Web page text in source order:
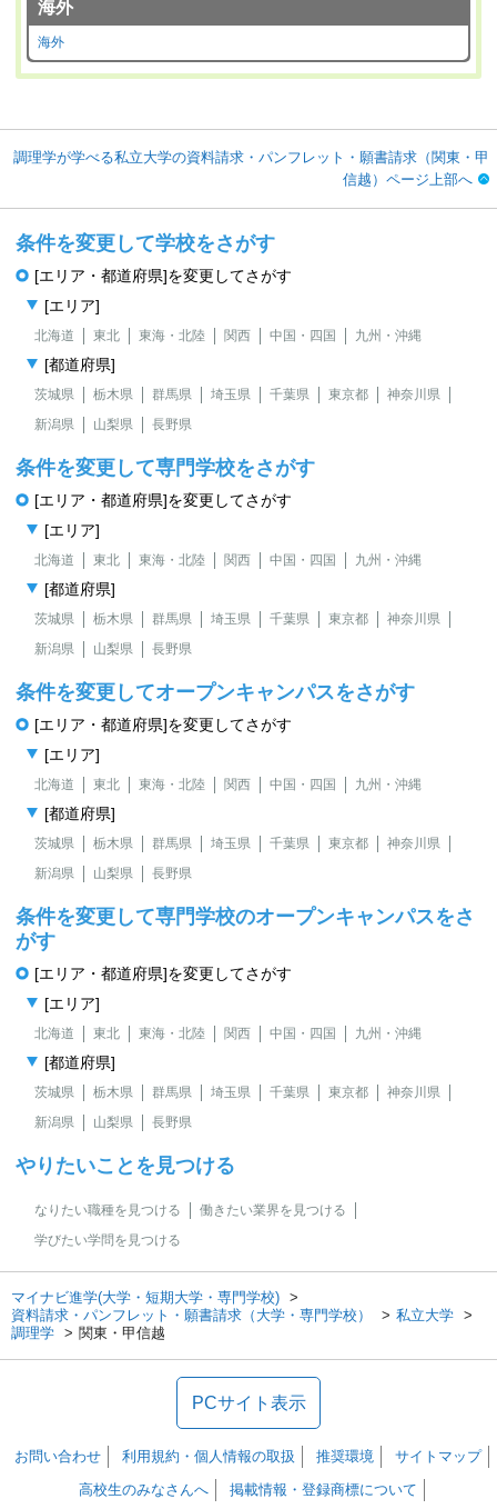
海外
海外
調理学が学べる私立大学の資料請求・パンフレット・願書請求（関東・甲
信越）ページ上部へ
条件を変更して学校をさがす
[エリア・都道府県]を変更してさがす
[エリア]
北海道 東北 東海・北陸 関西 中国・四国 九州・沖縄
[都道府県]
茨城県 栃木県 群馬県 埼玉県 千葉県 東京都
神奈川県
新潟県
山梨県 長野県
条件を変更して専門学校をさがす
[エリア・都道府県]を変更してさがす
[エリア]
北海道 東北 東海・北陸 関西 中国・四国 九州・沖縄
[都道府県]
茨城県 栃木県 群馬県 埼玉県 千葉県 東京都
神奈川県
新潟県
山梨県 長野県
条件を変更してオープンキャンパスをさがす
[エリア・都道府県]を変更してさがす
[エリア]
北海道 東北 東海・北陸 関西 中国・四国 九州・沖縄
[都道府県]
茨城県 栃木県 群馬県 埼玉県 千葉県 東京都
神奈川県
新潟県
山梨県 長野県
条件を変更して専門学校のオープンキャンパスをさ
がす
[エリア・都道府県]を変更してさがす
[エリア]
北海道 東北 東海・北陸 関西 中国・四国 九州・沖縄
[都道府県]
茨城県 栃木県 群馬県 埼玉県 千葉県 東京都
神奈川県
新潟県
山梨県 長野県
やりたいことを見つける
なりたい職種を見つける
働きたい業界を見つける
学びたい学問を見つける
マイナビ進学(大学・短期大学・専門学校)
資料請求・パンフレット・願書請求（大学・専門学校）
私立大学
調理学
関東・甲信越
PCサイト表示
お問い合わせ 利用規約・個人情報の取扱 推奨環境
サイトマップ
高校生のみなさんへ
掲載情報・登録商標について